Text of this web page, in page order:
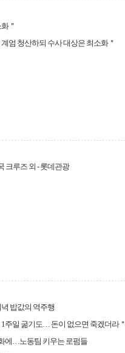
＂
엄 청산하되 수사 대상은 최소화＂
크루즈 외 - 롯데관광
밥값의 역주행
주일 굶기도… 돈이 없으면 죽겠더라＂
에…노동팀 키우는 로펌들